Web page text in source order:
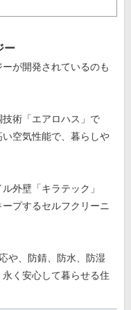
ー
が開発されているのも
術「エアロハス」で
空気性能で、暮らしや
外壁「キラテック」
プするセルフクリーニ
や、防錆、防水、防湿
く安心して暮らせる住